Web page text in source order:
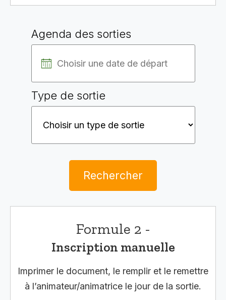
Agenda des sorties
Type de sortie
Rechercher
Formule 2 -
Inscription manuelle
Imprimer le document, le remplir et le remettre
à l’animateur/animatrice le jour de la sortie.